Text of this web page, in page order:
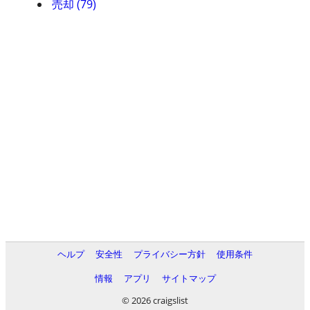
売却 (79)
ヘルプ 安全性 プライバシー方針
使用条件
情報
アプリ
サイトマップ
© 2026 craigslist